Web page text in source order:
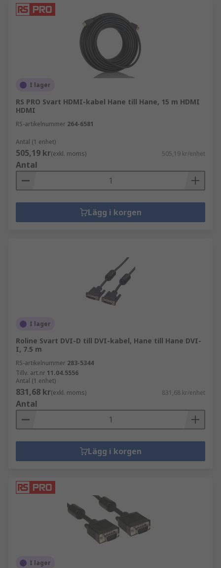
I lager
RS PRO Svart HDMI-kabel Hane till Hane, 15 m HDMI
HDMI
RS-artikelnummer 264-6581
Antal (1 enhet)
505,19 kr(exkl. moms) 505,19 kr/enhet
Antal
Lägg i korgen
I lager
Roline Svart DVI-D till DVI-kabel, Hane till Hane DVI-
I, 7.5 m
RS-artikelnummer 283-5344
Tillv. art.nr 11.04.5556
Antal (1 enhet)
831,68 kr(exkl. moms) 831,68 kr/enhet
Antal
Lägg i korgen
I lager